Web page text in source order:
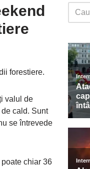
forestiere.
valul de
cald. Sunt
se întrevede
chiar 36